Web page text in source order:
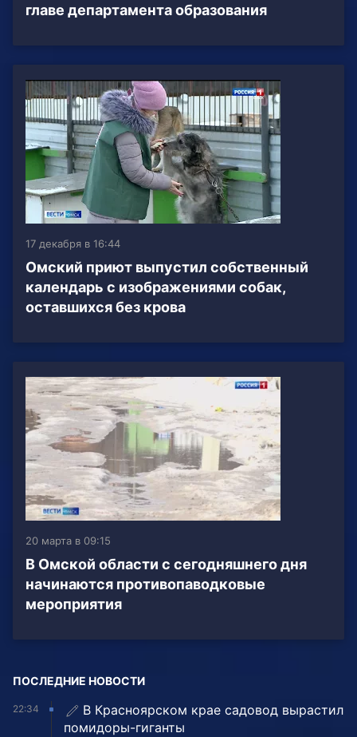
главе департамента образования
17 декабря в 16:44
Омский приют выпустил собственный
календарь с изображениями собак,
оставшихся без крова
20 марта в 09:15
В Омской области с сегодняшнего дня
начинаются противопаводковые
мероприятия
ПОСЛЕДНИЕ НОВОСТИ
22:34
В Красноярском крае садовод вырастил
помидоры-гиганты